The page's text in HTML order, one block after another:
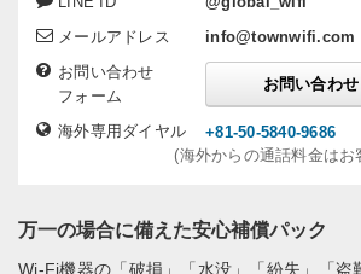
メールアドレス
info@townwifi.com
お問い合わせ
フォーム
お問い合わせ
海外専用ダイヤル
+81-50-5840-9686
(海外からの通話料金は
万一の場合に備えた安心補償パック
Wi-Fi機器の「破損」「水没」「紛失」「盗